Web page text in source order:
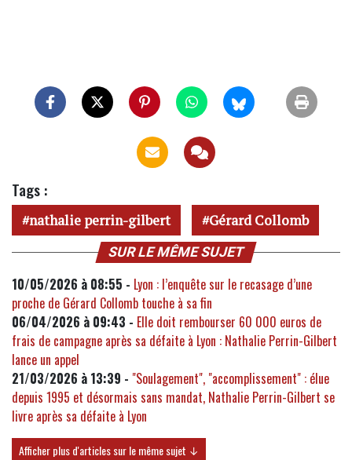
Tags :
nathalie perrin-gilbert Gérard Collomb
SUR LE MÊME SUJET
10/05/2026 à 08:55 - Lyon : l’enquête sur le recasage d’une
proche de Gérard Collomb touche à sa fin
06/04/2026 à 09:43 - Elle doit rembourser 60 000 euros de
frais de campagne après sa défaite à Lyon : Nathalie Perrin-Gilbert
lance un appel
21/03/2026 à 13:39 - "Soulagement", "accomplissement" : élue
depuis 1995 et désormais sans mandat, Nathalie Perrin-Gilbert se
livre après sa défaite à Lyon
Afficher plus d'articles sur le même sujet ↓